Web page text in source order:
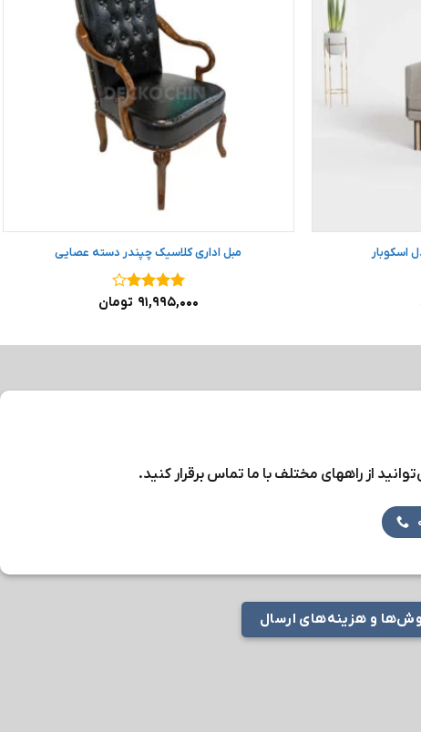
مبل اداری کلاسیک چپندر دسته عصایی
نمره۴
۹۱,۹۹۵,۰۰۰ تومان
از راههای مختلف با ما تماس برقرار کنید.
و هزینه‌های ارسال